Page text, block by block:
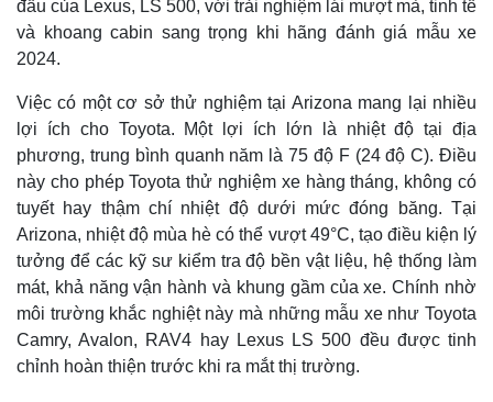
đầu của Lexus, LS 500, với trải nghiệm lái mượt mà, tinh tế
và khoang cabin sang trọng khi hãng đánh giá mẫu xe
2024.
Việc có một cơ sở thử nghiệm tại Arizona mang lại nhiều
lợi ích cho Toyota. Một lợi ích lớn là nhiệt độ tại địa
phương, trung bình quanh năm là 75 độ F (24 độ C). Điều
này cho phép Toyota thử nghiệm xe hàng tháng, không có
tuyết hay thậm chí nhiệt độ dưới mức đóng băng. Tại
Arizona, nhiệt độ mùa hè có thể vượt 49°C, tạo điều kiện lý
tưởng để các kỹ sư kiểm tra độ bền vật liệu, hệ thống làm
mát, khả năng vận hành và khung gầm của xe. Chính nhờ
môi trường khắc nghiệt này mà những mẫu xe như Toyota
Camry, Avalon, RAV4 hay Lexus LS 500 đều được tinh
chỉnh hoàn thiện trước khi ra mắt thị trường.